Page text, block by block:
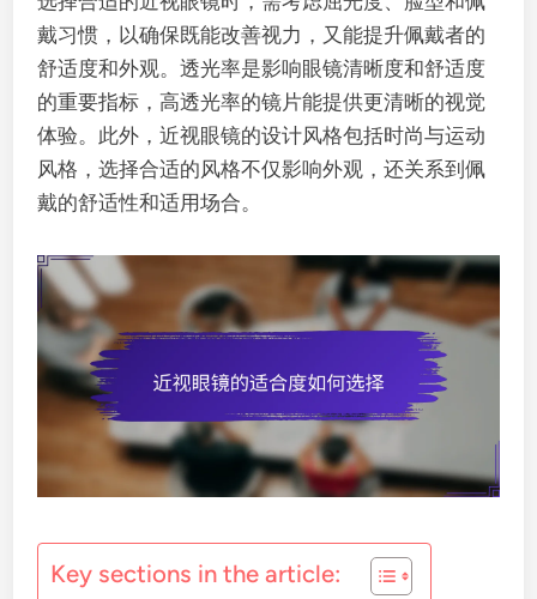
戴习惯，以确保既能改善视力，又能提升佩戴者的
舒适度和外观。透光率是影响眼镜清晰度和舒适度
的重要指标，高透光率的镜片能提供更清晰的视觉
体验。此外，近视眼镜的设计风格包括时尚与运动
风格，选择合适的风格不仅影响外观，还关系到佩
戴的舒适性和适用场合。
Key sections in the article: